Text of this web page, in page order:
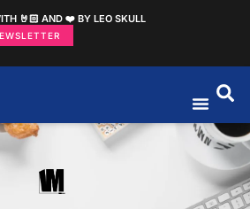
🤘🏻 AND ❤️ BY LEO SKULL